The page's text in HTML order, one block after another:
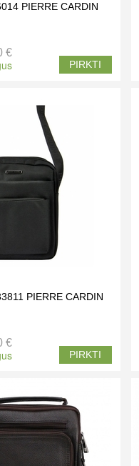
PIERRE CARDIN
€
PIRKTI
PIERRE CARDIN
€
PIRKTI